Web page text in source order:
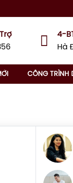
4-
Hà
CÔNG TRÌNH